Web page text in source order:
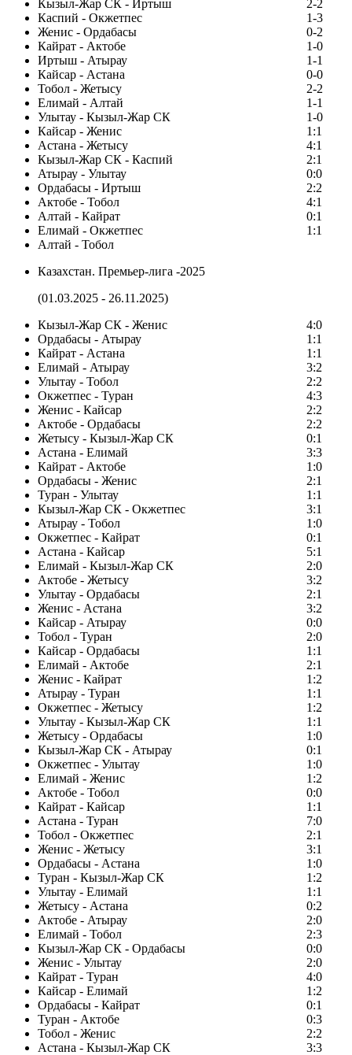
Кызыл-Жар СК - Иртыш
2-2
Каспий - Окжетпес
1-3
Женис - Ордабасы
0-2
Кайрат - Актобе
1-0
Иртыш - Атырау
1-1
Кайсар - Астана
0-0
Тобол - Жетысу
2-2
Елимай - Алтай
1-1
Улытау - Кызыл-Жар СК
1-0
Кайсар - Женис
1:1
Астана - Жетысу
4:1
Кызыл-Жар СК - Каспий
2:1
Атырау - Улытау
0:0
Ордабасы - Иртыш
2:2
Актобе - Тобол
4:1
Алтай - Кайрат
0:1
Елимай - Окжетпес
1:1
Алтай - Тобол
Казахстан. Премьер-лига -2025
(01.03.2025 - 26.11.2025)
Кызыл-Жар СК - Женис
4:0
Ордабасы - Атырау
1:1
Кайрат - Астана
1:1
Елимай - Атырау
3:2
Улытау - Тобол
2:2
Окжетпес - Туран
4:3
Женис - Кайсар
2:2
Актобе - Ордабасы
2:2
Жетысу - Кызыл-Жар СК
0:1
Астана - Елимай
3:3
Кайрат - Актобе
1:0
Ордабасы - Женис
2:1
Туран - Улытау
1:1
Кызыл-Жар СК - Окжетпес
3:1
Атырау - Тобол
1:0
Окжетпес - Кайрат
0:1
Астана - Кайсар
5:1
Елимай - Кызыл-Жар СК
2:0
Актобе - Жетысу
3:2
Улытау - Ордабасы
2:1
Женис - Астана
3:2
Кайсар - Атырау
0:0
Тобол - Туран
2:0
Кайсар - Ордабасы
1:1
Елимай - Актобе
2:1
Женис - Кайрат
1:2
Атырау - Туран
1:1
Окжетпес - Жетысу
1:2
Улытау - Кызыл-Жар СК
1:1
Жетысу - Ордабасы
1:0
Кызыл-Жар СК - Атырау
0:1
Окжетпес - Улытау
1:0
Елимай - Женис
1:2
Актобе - Тобол
0:0
Кайрат - Кайсар
1:1
Астана - Туран
7:0
Тобол - Окжетпес
2:1
Женис - Жетысу
3:1
Ордабасы - Астана
1:0
Туран - Кызыл-Жар СК
1:2
Улытау - Елимай
1:1
Жетысу - Астана
0:2
Актобе - Атырау
2:0
Елимай - Тобол
2:3
Кызыл-Жар СК - Ордабасы
0:0
Женис - Улытау
2:0
Кайрат - Туран
4:0
Кайсар - Елимай
1:2
Ордабасы - Кайрат
0:1
Туран - Актобе
0:3
Тобол - Женис
2:2
Астана - Кызыл-Жар СК
3:3